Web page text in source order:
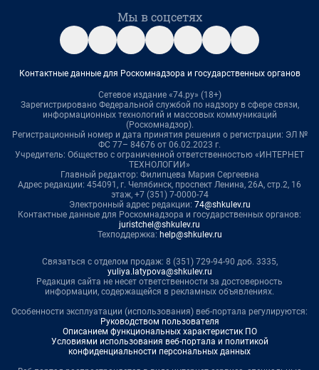
Мы в соцсетях
Контактные данные для Роскомнадзора и государственных органов
Сетевое издание «74.ру» (18+)
Зарегистрировано Федеральной службой по надзору в сфере связи,
информационных технологий и массовых коммуникаций
(Роскомнадзор).
Регистрационный номер и дата принятия решения о регистрации: ЭЛ №
ФС 77– 84676 от 06.02.2023 г.
Учредитель: Общество с ограниченной ответственностью «ИНТЕРНЕТ
ТЕХНОЛОГИИ»
Главный редактор: Филипцева Мария Сергеевна
Адрес редакции: 454091, г. Челябинск, проспект Ленина, 26А, стр.2, 16
этаж, +7 (351) 7-0000-74
Электронный адрес редакции: 74@shkulev.ru
Контактные данные для Роскомнадзора и государственных органов:
juristchel@shkulev.ru
Техподдержка: help@shkulev.ru
Связаться с отделом продаж: 8 (351) 729-94-90 доб. 3335,
yuliya.latypova@shkulev.ru
Редакция сайта не несет ответственности за достоверность
информации, содержащейся в рекламных объявлениях.
Особенности эксплуатации (использования) веб-портала регулируются:
Руководством пользователя
Описанием функциональных характеристик ПО
Условиями использования веб-портала и политикой
конфиденциальности персональных данных